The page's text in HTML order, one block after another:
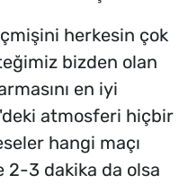
herkesin çok
bizden olan
en iyi
atmosferi hiçbir
hangi maçı
2-3 dakika da olsa